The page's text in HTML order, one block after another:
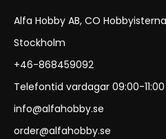
Alfa Hobby AB, CO
Stockholm
+46-868459092
Telefontid vardagar 09:00-11:00
info@alfahobby.se
order@alfahobby.se